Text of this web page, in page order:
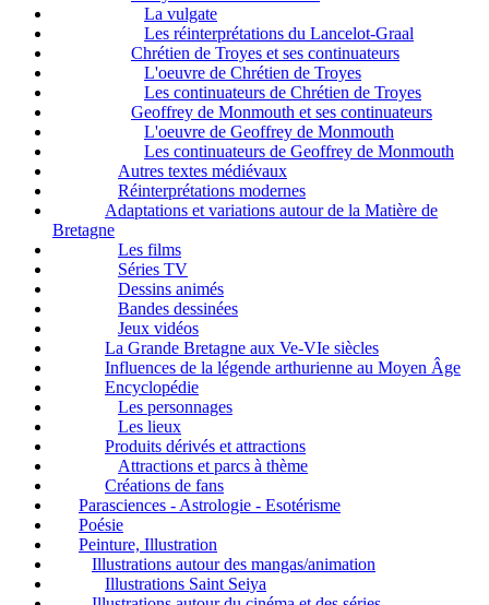
La vulgate
Les réinterprétations du Lancelot-Graal
Chrétien de Troyes et ses continuateurs
L'oeuvre de Chrétien de Troyes
Les continuateurs de Chrétien de Troyes
Geoffrey de Monmouth et ses continuateurs
L'oeuvre de Geoffrey de Monmouth
Les continuateurs de Geoffrey de Monmouth
Autres textes médiévaux
Réinterprétations modernes
Adaptations et variations autour de la Matière de
Bretagne
Les films
Séries TV
Dessins animés
Bandes dessinées
Jeux vidéos
La Grande Bretagne aux Ve-VIe siècles
Influences de la légende arthurienne au Moyen Âge
Encyclopédie
Les personnages
Les lieux
Produits dérivés et attractions
Attractions et parcs à thème
Créations de fans
Parasciences - Astrologie - Esotérisme
Poésie
Peinture, Illustration
Illustrations autour des mangas/animation
Illustrations Saint Seiya